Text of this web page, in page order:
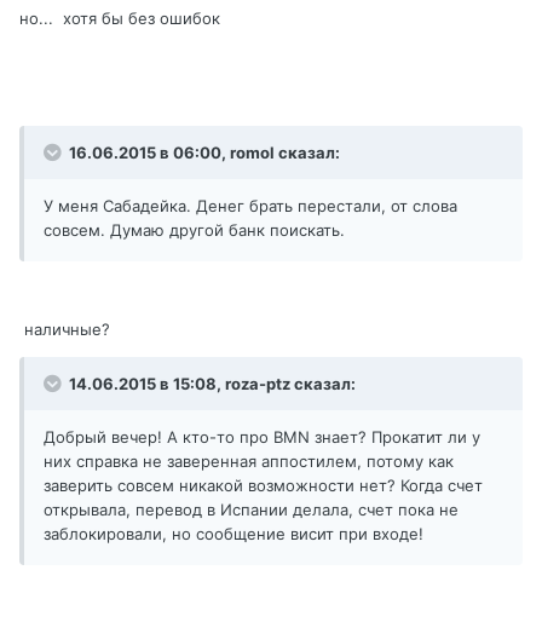
но... хотя бы без ошибок
16.06.2015 в 06:00, romol сказал:
У меня Сабадейка. Денег брать перестали, от слова
совсем. Думаю другой банк поискать.
наличные?
14.06.2015 в 15:08, roza-ptz сказал:
Добрый вечер! А кто-то про BMN знает? Прокатит ли у
них справка не заверенная аппостилем, потому как
заверить совсем никакой возможности нет? Когда счет
открывала, перевод в Испании делала, счет пока не
заблокировали, но сообщение висит при входе!